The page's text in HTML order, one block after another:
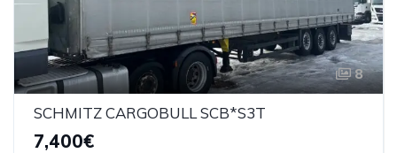
8
SCHMITZ CARGOBULL SCB*S3T
7,400€